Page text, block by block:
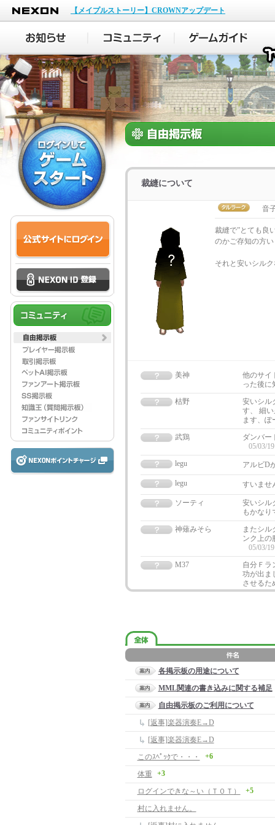
NEXON
【メイプルストーリー】CROWNアップデート
裁縫について
音
裁縫で”とても良
のかご存知の方
それと安いシル
美神
他のサイ
った後に
枯野
安いシル
す、 細
ます、
武鶏
ダンバー
05/03/
legu
アルビD
legu すいませ
ソーティ
安いシル
もかな
神薙みそら
またシ
ンク上の
05/03/
M37
自分Ｆラ
功が出ま
させるた
各掲示板の用途について
MML関連の書き込みに関する補足
自由掲示板のご利用について
[返事]楽器演奏E→D
[返事]楽器演奏E→D
このｽﾍﾟｯｸで・・・
+6
体重 +3
ログインできな～い（Ｔ０Ｔ） +5
村に入れません。